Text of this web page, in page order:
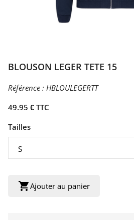
BLOUSON LEGER TETE 15
Référence : HBLOULEGERTT
49.95 € TTC
Tailles
shopping_cartAjouter au panier